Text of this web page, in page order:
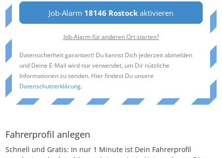
Job-Alarm 18146 Rostock aktivieren
Job-Alarm für anderen Ort starten?
Datensicherheit garantiert! Du kannst Dich jederzeit abmelden
und Deine E-Mail wird nur verwendet, um Dir nützliche
Informationen zu senden. Hier findest Du unsere
Datenschutzerklärung.
Fahrerprofil anlegen
Schnell und Gratis: In nur 1 Minute ist Dein Fahrerprofil